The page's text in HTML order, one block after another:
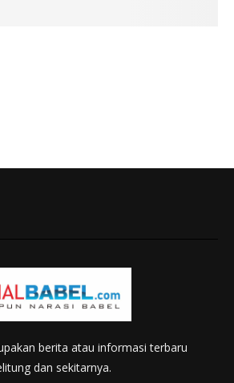
berita atau informasi terbaru
dan sekitarnya.